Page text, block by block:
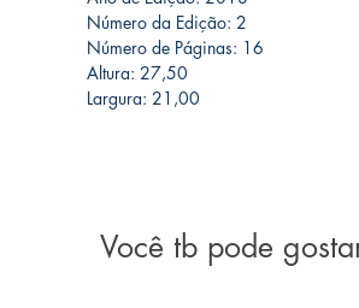
Número da Edição: 2
Número de Páginas: 16
Altura: 27,50
Largura: 21,00
Você tb pode